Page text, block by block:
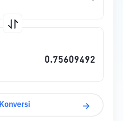
Konversi